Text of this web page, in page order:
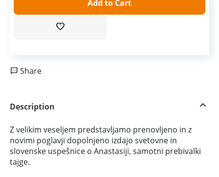
Add to Cart
Share
Description
Z velikim veseljem predstavljamo prenovljeno in z
novimi poglavji dopolnjeno izdajo svetovne in
slovenske uspešnice o Anastasiji, samotni prebivalki
tajge.